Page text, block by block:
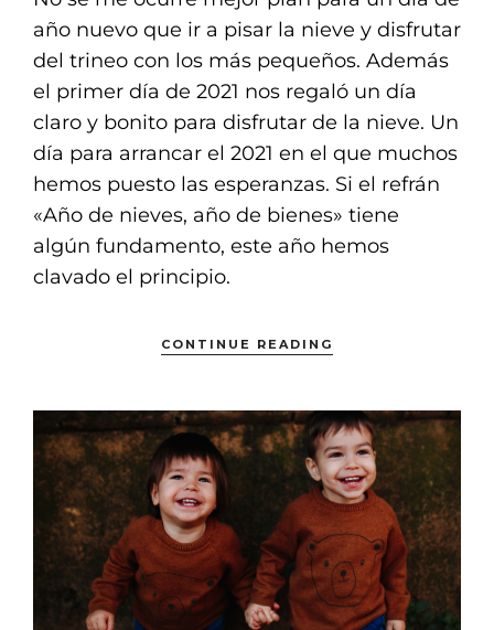
año nuevo que ir a pisar la nieve y disfrutar
del trineo con los más pequeños. Además
el primer día de 2021 nos regaló un día
claro y bonito para disfrutar de la nieve. Un
día para arrancar el 2021 en el que muchos
hemos puesto las esperanzas. Si el refrán
«Año de nieves, año de bienes» tiene
algún fundamento, este año hemos
clavado el principio.
CONTINUE READING